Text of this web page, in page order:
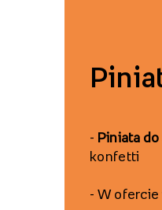
P
- Piniata do
konfetti
- W ofercie